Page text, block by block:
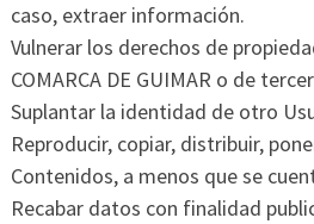
caso, extraer información.
Vulnerar los derechos de
COMARCA DE GUIMAR o de
Suplantar la identidad de otro
Reproducir, copiar, distribuir,
Contenidos, a menos que se
Recabar datos con finalidad